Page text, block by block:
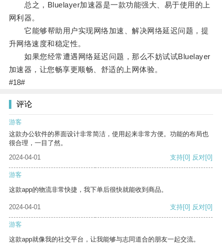
总之，Bluelayer加速器是一款功能强大、易于使用的上
网利器。
它能够帮助用户实现网络加速、解决网络延迟问题，提
升网络速度和稳定性。
如果您经常遭遇网络延迟问题，那么不妨试试Bluelayer
加速器，让您畅享更顺畅、舒适的上网体验。
#18#
评论
游客
这款办公软件的界面设计非常简洁，使用起来非常方便。功能的布局也
很合理，一目了然。
2024-04-01
支持[0] 反对[0]
游客
这款app的物流非常快捷，我下单后很快就能收到商品。
2024-04-01 支持[0] 反对[0]
游客
这款app就像我的社交平台，让我能够与志同道合的朋友一起交流。